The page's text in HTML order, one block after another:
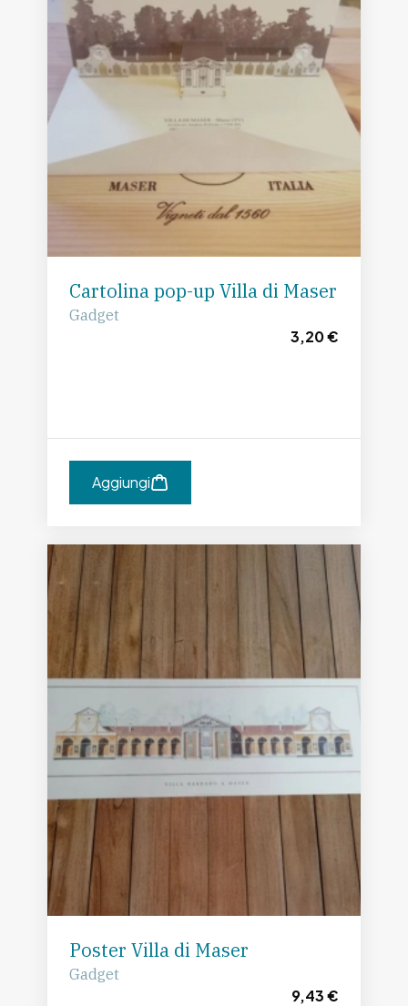
Cartolina pop-up Villa di Maser
Gadget
3,20 €
Aggiungi
Poster Villa di Maser
Gadget
9,43 €